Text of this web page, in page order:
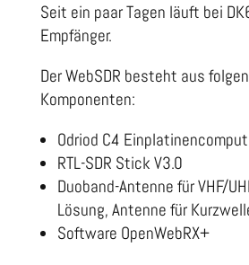
Seit ein paar Tagen läuft bei
Empfänger.
Der WebSDR besteht aus
Komponenten:
Odriod C4
RTL-SDR Stick V3.0
Duoband-Antenne für VHF/
Lösung, Antenne für
Software OpenWebRX+